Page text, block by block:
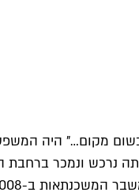
נרכש ונמכר ברחבת